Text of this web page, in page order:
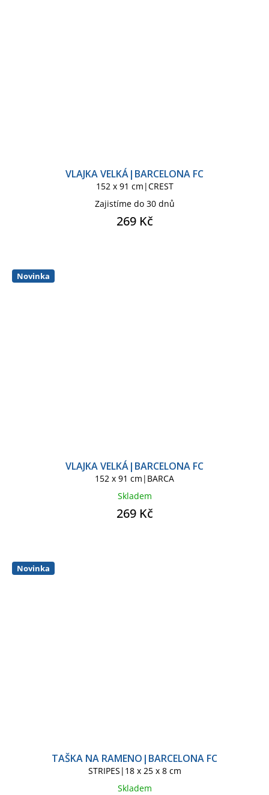
VLAJKA VELKÁ|BARCELONA FC
152 x 91 cm|CREST
Zajistíme do 30 dnů
269 Kč
Novinka
VLAJKA VELKÁ|BARCELONA FC
152 x 91 cm|BARCA
Skladem
269 Kč
Novinka
TAŠKA NA RAMENO|BARCELONA FC
STRIPES|18 x 25 x 8 cm
Skladem